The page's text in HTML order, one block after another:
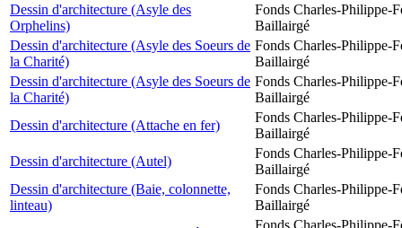
Dessin d'architecture (Asyle des
Orphelins)
Fonds Charles-Philippe-
Baillairgé
Dessin d'architecture (Asyle des Soeurs de
la Charité)
Fonds Charles-Philippe-
Baillairgé
Dessin d'architecture (Asyle des Soeurs de
la Charité)
Fonds Charles-Philippe-
Baillairgé
Dessin d'architecture (Attache en fer)
Fonds Charles-Philippe-
Baillairgé
Dessin d'architecture (Autel)
Fonds Charles-Philippe-
Baillairgé
Dessin d'architecture (Baie, colonnette,
linteau)
Fonds Charles-Philippe-
Baillairgé
Fonds Charles-Philippe-